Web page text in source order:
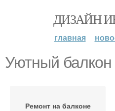
ДИЗАЙН
главная
Уютный балкон
Ремонт на балконе